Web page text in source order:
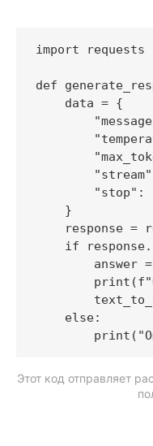
import requests
def
    data = {
"stop":
    }
response =
if
answer
    else:
Этот код отправляет